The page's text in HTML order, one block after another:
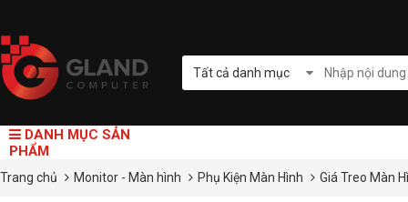
Tất cả danh mục
DANH MỤC SẢN
PHẨM
Trang chủ Monitor - Màn hình Phụ Kiện Màn Hình Giá Treo Màn